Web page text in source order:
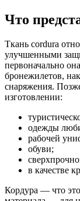
Что
Ткань cordura
улучшенными
первоначально
бронежилетов,
снаряжения.
изготовлении:
одежды
рабочей
обуви;
в качестве
Кордура — что это